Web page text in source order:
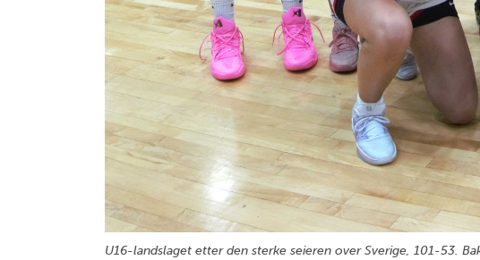
U16-landslaget etter den sterke seieren over Sverige, 101-53.